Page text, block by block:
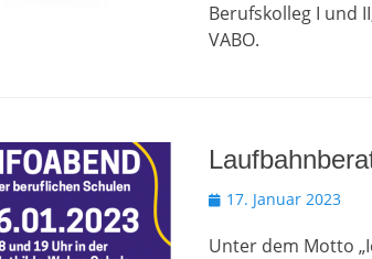
Berufskolleg I und
VABO.
Veröffentlicht
17. Januar 2023
Unter dem Motto